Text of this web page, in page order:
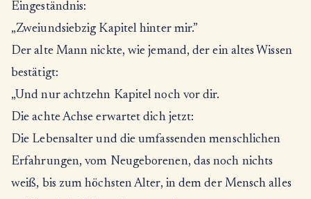
Eingeständnis:
„Zweiundsiebzig Kapitel hinter mir.”
Der alte Mann nickte, wie jemand, der ein altes Wissen
bestätigt:
„Und nur achtzehn Kapitel noch vor dir.
Die achte Achse erwartet dich jetzt:
Die Lebensalter und die umfassenden menschlichen
Erfahrungen, vom Neugeborenen, das noch nichts
weiß, bis zum höchsten Alter, in dem der Mensch alles